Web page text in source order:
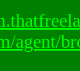
agent/